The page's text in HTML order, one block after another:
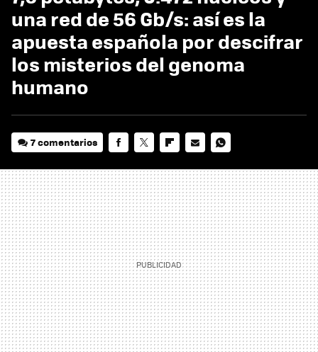
una red de 56 Gb/s: así es la
apuesta española por descifrar
los misterios del genoma
humano
7 comentarios
MAIL